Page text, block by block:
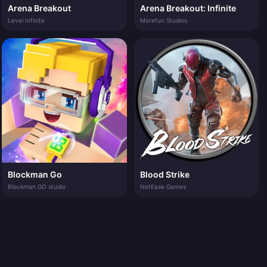
Arena Breakout
Level Infinite
Arena Breakout: Infinite
Morefun Studios
Blockman Go
Blockman GO studio
Blood Strike
NetEase Games